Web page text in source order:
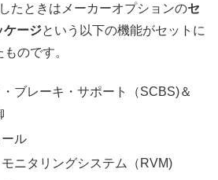
たときはメーカーオプションのセ
ケージという以下の機能がセットに
のです。
ブレーキ・サポート（SCBS)＆
ル
ニタリングシステム（RVM)